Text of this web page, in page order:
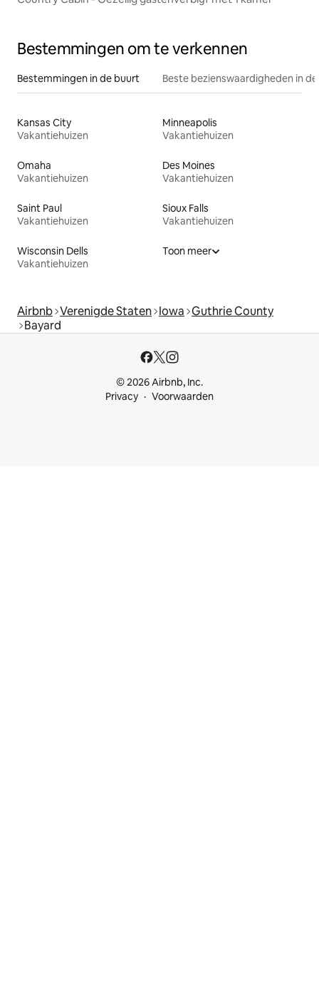
Bestemmingen om te verkennen
Bestemmingen in de buurt Beste bezienswaardigheden in
Kansas City
Vakantiehuizen
Minneapolis
Vakantiehuizen
Omaha
Vakantiehuizen
Des Moines
Vakantiehuizen
Saint Paul
Vakantiehuizen
Sioux Falls
Vakantiehuizen
Wisconsin Dells
Vakantiehuizen
Toon meer
Airbnb Verenigde Staten Iowa Guthrie County
Bayard
© 2026 Airbnb, Inc.
Privacy
Voorwaarden